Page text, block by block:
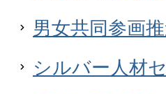
男女共同参画
シルバー人材